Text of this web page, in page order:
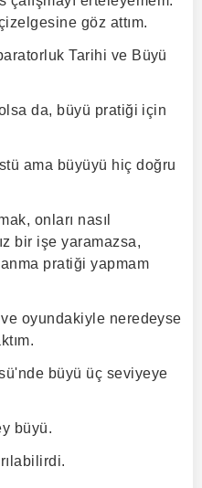
göz attım.
Tarihi ve Büyü
da, büyü pratiği için
ama büyüyü hiç doğru
onları nasıl
bir işe yaramazsa,
pratiği yapmam
oyundakiyle neredeyse
büyü üç seviyeye
büyü.